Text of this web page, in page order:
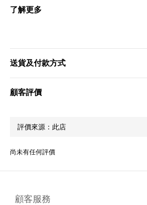
了解更多
送貨及付款方式
顧客評價
尚未有任何評價
顧客服務